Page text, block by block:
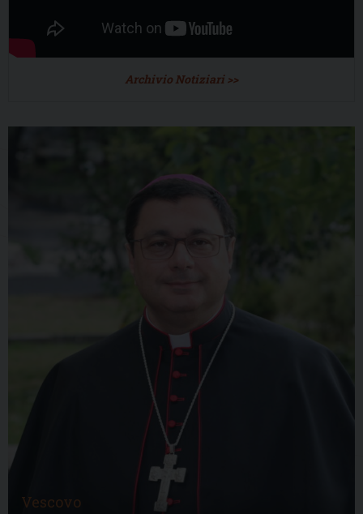
Archivio Notiziari >>
Vescovo